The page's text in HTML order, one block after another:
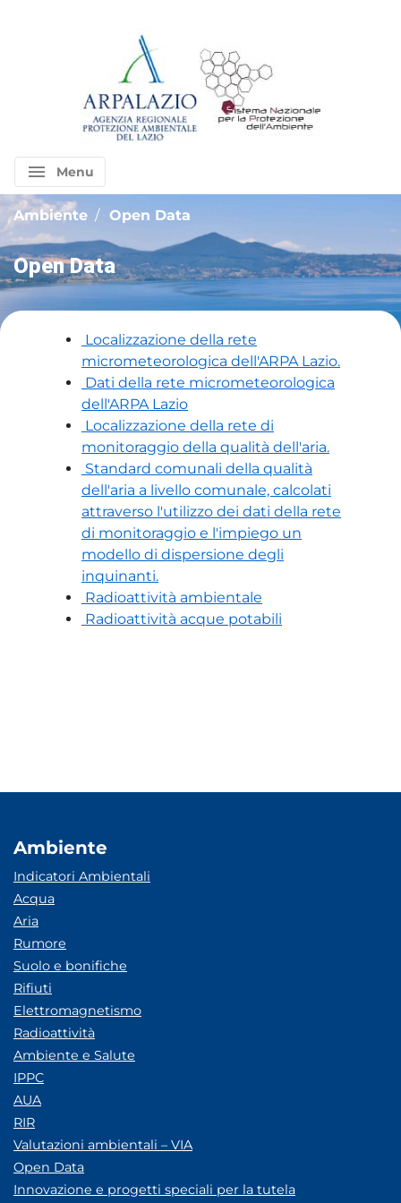
menu Menu
Ambiente Open Data
Open Data
Localizzazione della rete
micrometeorologica dell'ARPA Lazio.
Dati della rete micrometeorologica
dell'ARPA Lazio
Localizzazione della rete di
monitoraggio della qualità dell'aria.
Standard comunali della qualità
dell'aria a livello comunale, calcolati
attraverso l'utilizzo dei dati della rete
di monitoraggio e l'impiego un
modello di dispersione degli
inquinanti.
Radioattività ambientale
Radioattività acque potabili
Ambiente
Indicatori Ambientali
Acqua
Aria
Rumore
Suolo e bonifiche
Rifiuti
Elettromagnetismo
Radioattività
Ambiente e Salute
IPPC
AUA
RIR
Valutazioni ambientali – VIA
Open Data
Innovazione e progetti speciali per la tutela